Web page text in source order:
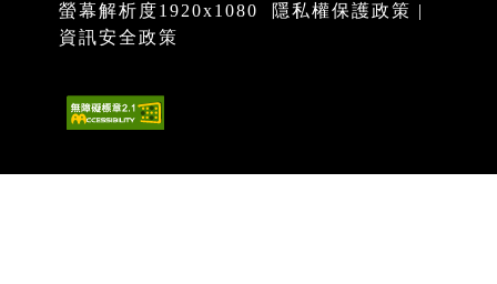
螢幕解析度1920x1080
隱私權保護政策 |
資訊安全政策